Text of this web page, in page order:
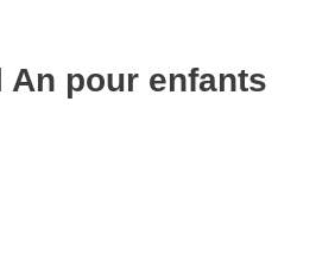
pour enfants